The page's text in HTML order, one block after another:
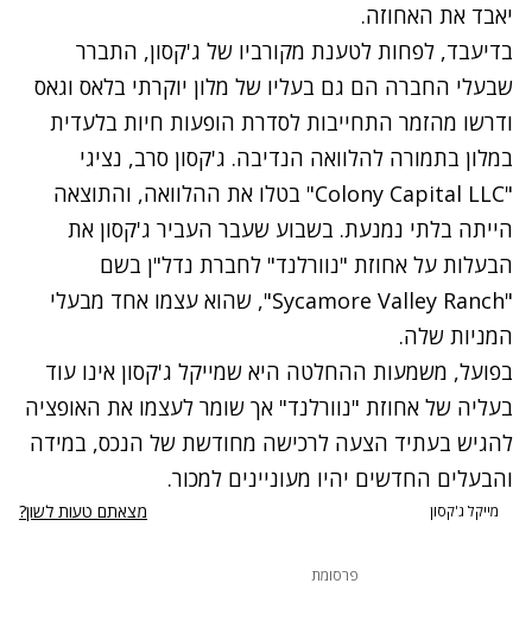
יאבד את האחוזה.
בדיעבד, לפחות לטענת מקורביו של ג'קסון, התברר
שבעלי החברה הם גם בעליו של מלון יוקרתי בלאס וגאס
ודרשו מהזמר התחייבות לסדרת הופעות חיות בלעדית
במלון בתמורה להלוואה הנדיבה. ג'קסון סרב, נציגי
"Colony Capital LLC" בטלו את ההלוואה, והתוצאה
הייתה בלתי נמנעת. בשבוע שעבר העביר ג'קסון את
הבעלות על אחוזת "נוורלנד" לחברת נדל"ן בשם
"Sycamore Valley Ranch", שהוא עצמו אחד מבעלי
המניות שלה.
בפועל, משמעות ההחלטה היא שמייקל ג'קסון אינו עוד
בעליה של אחוזת "נוורלנד" אך שומר לעצמו את האופציה
להגיש בעתיד הצעה לרכישה מחודשת של הנכס, במידה
והבעלים החדשים יהיו מעוניינים למכור.
מייקל ג'קסון מצאתם טעות לשון?
פרסומת